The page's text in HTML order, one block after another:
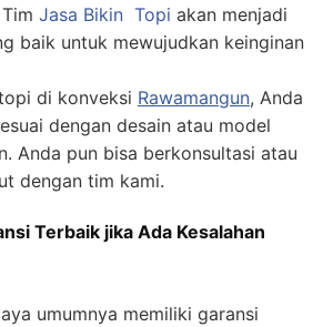
Jasa Bikin Topi akan menjadi
baik untuk mewujudkan keinginan
di konveksi Rawamangun, Anda
dengan desain atau model
Anda pun bisa berkonsultasi atau
dengan tim kami.
Terbaik jika Ada Kesalahan
umumnya memiliki garansi